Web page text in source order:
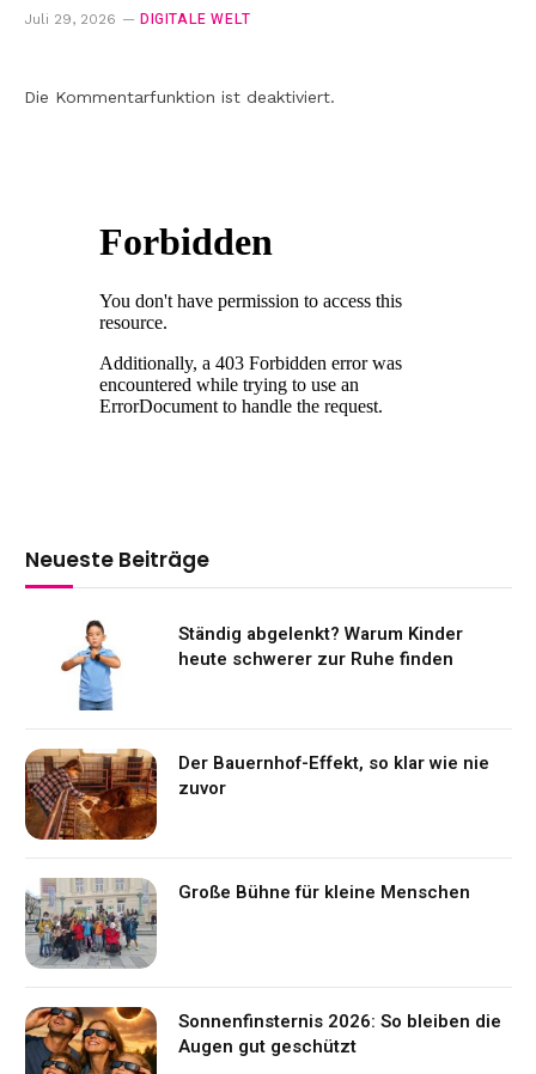
Juli 29, 2026 DIGITALE WELT
Die Kommentarfunktion ist deaktiviert.
Neueste Beiträge
Ständig abgelenkt? Warum Kinder
heute schwerer zur Ruhe finden
Der Bauernhof-Effekt, so klar wie nie
zuvor
Große Bühne für kleine Menschen
Sonnenfinsternis 2026: So bleiben die
Augen gut geschützt